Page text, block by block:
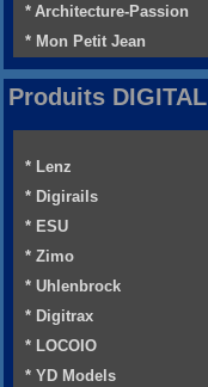
* Architecture-Passion
* Mon Petit Jean
Produits DIGITAL
* Lenz
* Digirails
* ESU
* Zimo
* Uhlenbrock
* Digitrax
* LOCOIO
* YD Models